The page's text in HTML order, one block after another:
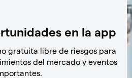
en la app
gratuita libre de riesgos para
del mercado y eventos